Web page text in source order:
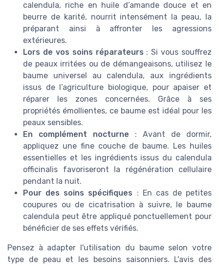
calendula, riche en huile d’amande douce et en
beurre de karité, nourrit intensément la peau, la
préparant ainsi à affronter les agressions
extérieures.
Lors de vos soins réparateurs : Si vous souffrez
de peaux irritées ou de démangeaisons, utilisez le
baume universel au calendula, aux ingrédients
issus de l’agriculture biologique, pour apaiser et
réparer les zones concernées. Grâce à ses
propriétés émollientes, ce baume est idéal pour les
peaux sensibles.
En complément nocturne : Avant de dormir,
appliquez une fine couche de baume. Les huiles
essentielles et les ingrédients issus du calendula
officinalis favoriseront la régénération cellulaire
pendant la nuit.
Pour des soins spécifiques : En cas de petites
coupures ou de cicatrisation à suivre, le baume
calendula peut être appliqué ponctuellement pour
bénéficier de ses effets vérifiés.
Pensez à adapter l'utilisation du baume selon votre
type de peau et les besoins saisonniers. L'avis des